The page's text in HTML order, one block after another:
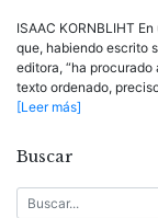
ISAAC KORNBLIHT
que, habiendo escrito
editora, “ha
texto ordenado,
[Leer más]
Buscar